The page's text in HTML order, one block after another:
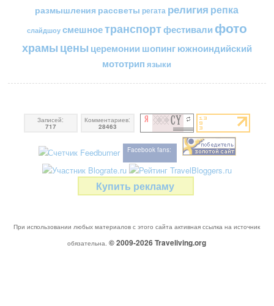
размышления рассветы регата религия репка
слайдшоу смешноетранспортфестивали фото
храмы цены церемонии шопингюжноиндийский
мототрип языки
Записей:
717
Комментариев:
28463
Facebook fans:
Купить рекламу
При использовании любых материалов с этого сайта активная ссылка на источник
обязательна. © 2009-2026Traveliving.org